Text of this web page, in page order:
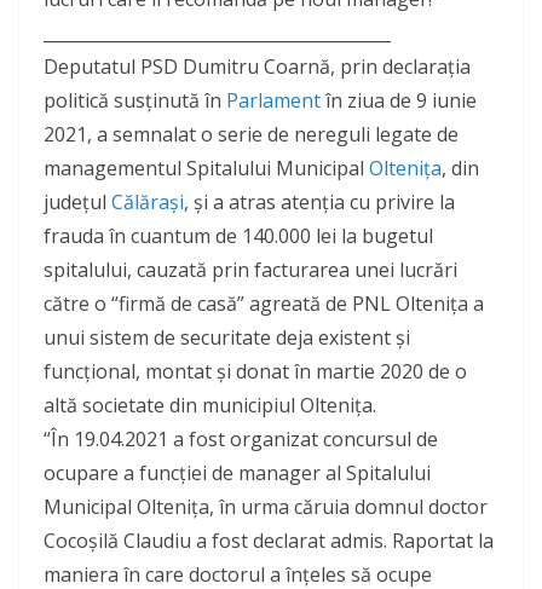
Deputatul PSD Dumitru Coarnă, prin declarația
politică susținută în Parlamentîn ziua de 9 iunie
2021, a semnalat o serie de nereguli legate de
managementul Spitalului Municipal Oltenița, din
județul Călărași, și a atras atenția cu privire la
frauda în cuantum de 140.000 lei la bugetul
spitalului, cauzată prin facturarea unei lucrări
către o “firmă de casă” agreată de PNL Oltenița a
unui sistem de securitate deja existent și
funcțional, montat și donat în martie 2020 de o
altă societate din municipiul Oltenița.
“În 19.04.2021 a fost organizat concursul de
ocupare a funcției de manager al Spitalului
Municipal Oltenița, în urma căruia domnul doctor
Cocoșilă Claudiu a fost declarat admis. Raportat la
maniera în care doctorul a înțeles să ocupe